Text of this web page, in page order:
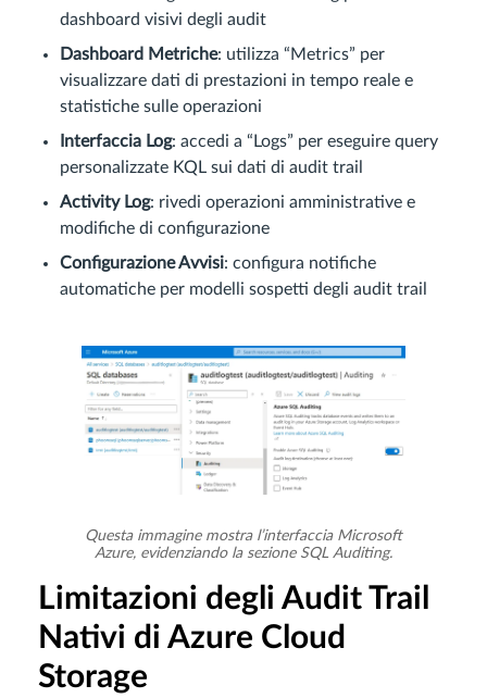
dashboard visivi degli audit
Dashboard Metriche: utilizza “Metrics” per
visualizzare dati di prestazioni in tempo reale e
statistiche sulle operazioni
Interfaccia Log: accedi a “Logs” per eseguire query
personalizzate KQL sui dati di audit trail
Activity Log: rivedi operazioni amministrative e
modifiche di configurazione
Configurazione Avvisi: configura notifiche
automatiche per modelli sospetti degli audit trail
Questa immagine mostra l’interfaccia Microsoft
Azure, evidenziando la sezione SQL Auditing.
Limitazioni degli Audit Trail
Nativi di Azure Cloud
Storage